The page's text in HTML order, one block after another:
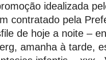
idealizada
contratado pela
de hoje a noite –
amanha à tarde,